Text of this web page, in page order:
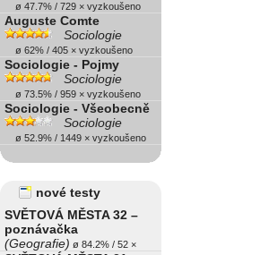
ø 47.7% / 729 × vyzkoušeno
Auguste Comte
Sociologie
ø 62% / 405 × vyzkoušeno
Sociologie - Pojmy
Sociologie
ø 73.5% / 959 × vyzkoušeno
Sociologie - Všeobecně
Sociologie
ø 52.9% / 1449 × vyzkoušeno
nové testy
SVĚTOVÁ MĚSTA 32 –
poznávačka
(Geografie) ø 84.2% / 52 ×